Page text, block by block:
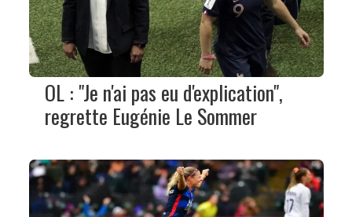
OL : "Je n'ai pas eu d'explication",
regrette Eugénie Le Sommer